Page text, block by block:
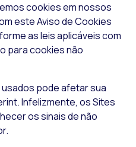
cookies em nossos
este Aviso deCookies
as leis aplicáveis com
para cookies não
usados pode afetar sua
Infelizmente, os Sites
os sinais de não